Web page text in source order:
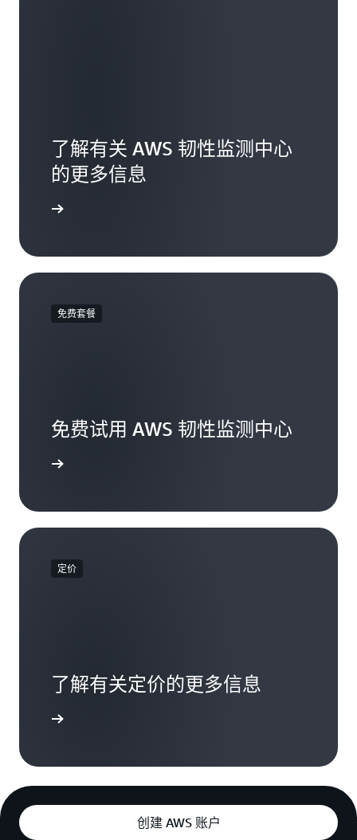
了解有关 AWS 韧性监测中心
的更多信息
免费套餐
免费试用 AWS 韧性监测中心
定价
了解有关定价的更多信息
创建 AWS 账户